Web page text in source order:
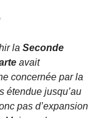
la Seconde
avait
concernée par la
étendue jusqu’au
pas d’expansion